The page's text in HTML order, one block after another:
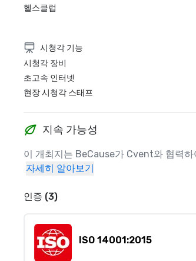
헬스클럽
시청각 기능
시청각 장비
초고속 인터넷
현장 시청각 스태프
지속 가능성
이 개최지는 BeCause가 Cvent와 협력
자세히 알아보기
인증 (3)
ISO 14001:2015